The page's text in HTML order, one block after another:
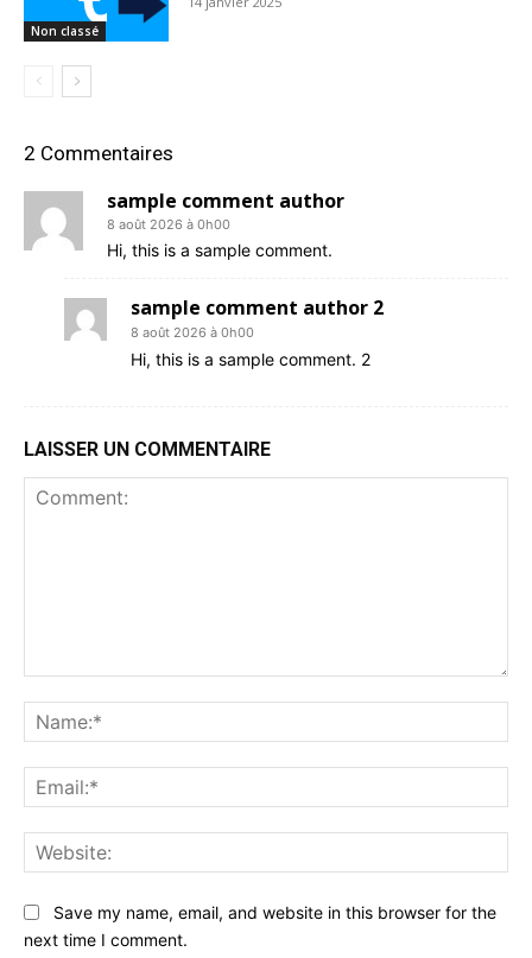
Non classé
2 Commentaires
sample comment author
8 août 2026 à 0h00
Hi, this is a sample comment.
sample comment author 2
8 août 2026 à 0h00
Hi, this is a sample comment. 2
LAISSER UN COMMENTAIRE
Save my name, email, and website in this browser for the
next time I comment.